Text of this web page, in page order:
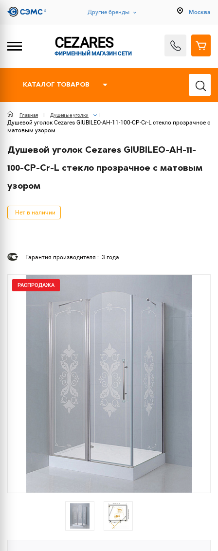
Другие бренды Москва
CEZARES
ФИРМЕННЫЙ МАГАЗИН СЕТИ
КАТАЛОГ ТОВАРОВ
Главная Душевые уголки
Душевой уголок Cezares GIUBILEO-AH-11-100-CP-Cr-L стекло прозрачное c
матовым узором
Душевой уголок Cezares GIUBILEO-AH-11-
100-CP-Cr-L стекло прозрачное c матовым
узором
Нет в наличии
Гарантия производителя : 3 года
РАСПРОДАЖА